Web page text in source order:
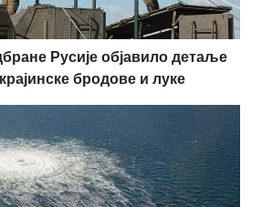
Русије објавило детаље
бродове и луке